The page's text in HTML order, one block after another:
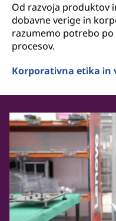
Od razvoja produktov
dobavne verige in
razumemo potrebo
procesov.
Korporativna etika in